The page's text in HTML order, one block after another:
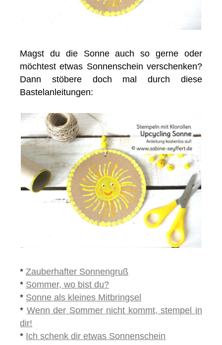
Magst du die Sonne auch so gerne oder
möchtest etwas Sonnenschein verschenken?
Dann stöbere doch mal durch diese
Bastelanleitungen:
*Zauberhafter Sonnengruß
* Sommer, wo bist du?
* Sonne als kleines Mitbringsel
* Wenn der Sommer nicht kommt, stempel in
dir!
* Ich schenk dir etwas Sonnenschein